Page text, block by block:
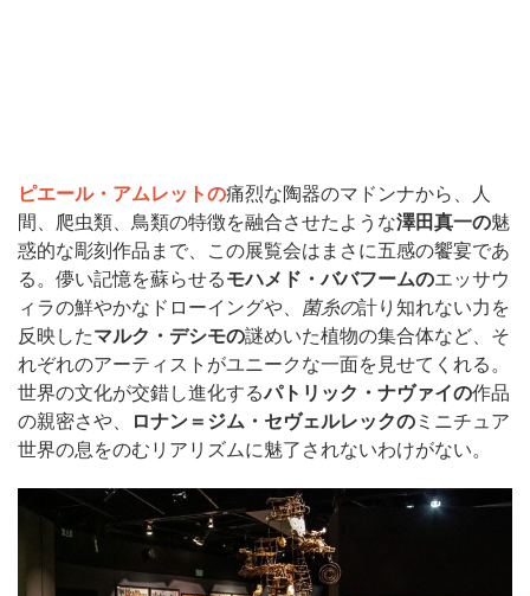
ピエール・アムレットの痛烈な陶器のマドンナから、人
間、爬虫類、鳥類の特徴を融合させたような澤田真一の魅
惑的な彫刻作品まで、この展覧会はまさに五感の饗宴であ
る。儚い記憶を蘇らせるモハメド・ババフームのエッサウ
ィラの鮮やかなドローイングや、 菌糸の計り知れない力を
反映したマルク・デシモの謎めいた植物の集合体など、そ
れぞれのアーティストがユニークな一面を見せてくれる。
世界の文化が交錯し進化するパトリック・ナヴァイの作品
の親密さや、
ロナン＝ジム・セヴェルレックのミニチュア
世界の息をのむリアリズムに魅了されないわけがない。